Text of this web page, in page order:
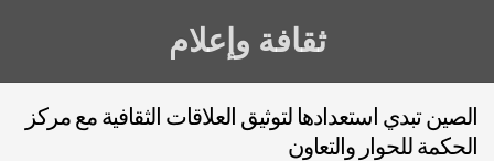
ثقافة وإعلام
الصين تبدي استعدادها لتوثيق العلاقات الثقافية مع مركز
الحكمة للحوار والتعاون